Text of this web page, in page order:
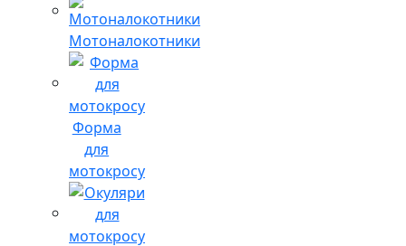
Мотоналокотники
Форма
для
мотокросу